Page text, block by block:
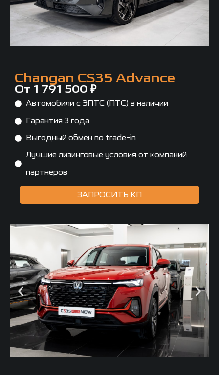
Changan CS35 Advance
От 1 791 500 ₽
Автомобили с ЭПТС (ПТС) в наличии
Гарантия 3 года
Выгодный обмен по trade-in
Лучшие лизинговые условия от компаний
партнеров
ЗАПРОСИТЬ КП